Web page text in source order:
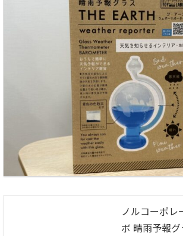
ノルコーポレ
ボ 晴雨予報